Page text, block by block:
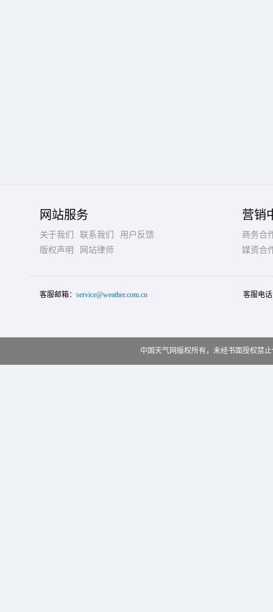
网站服务
关于我们 联系我们
用户反馈
版权声明
网站律师
营销
商务合
媒资合
客服邮箱： service@weather.com.cn 客服电
中国天气网版权所有，未经书面授权